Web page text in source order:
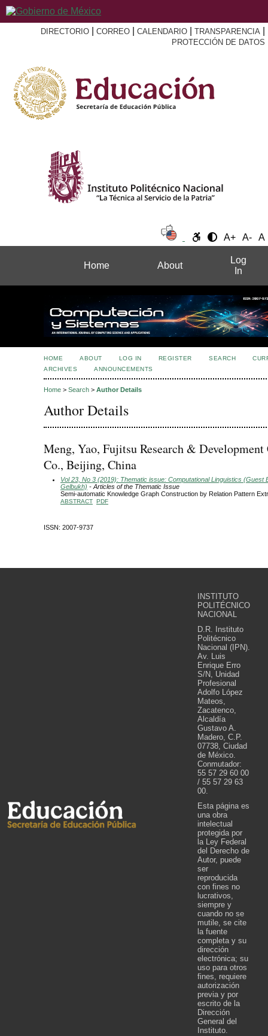
DIRECTORIO CORREO CALENDARIO TRANSPARENCIA
PROTECCIÓN DE DATOS
A+ A- A
Home About
Log
In
HOME ABOUT LOG IN REGISTER SEARCH
ARCHIVES
ANNOUNCEMENTS
Home > Search > Author Details
Author Details
Meng, Yao, Fujitsu Research & Development
Co., Beijing, China
Vol 23, No 3 (2019): Thematic issue: Computational Linguistics (Guest
Gelbukh) - Articles of the Thematic Issue
Semi-automatic Knowledge Graph Construction by Relation Pattern
ABSTRACT PDF
ISSN: 2007-9737
INSTITUTO
POLITÉCNICO
NACIONAL
D.R. Instituto
Politécnico
Nacional (IPN).
Av. Luis
Enrique Erro
S/N, Unidad
Profesional
Adolfo López
Mateos,
Zacatenco,
Alcaldía
Gustavo A.
Madero, C.P.
07738, Ciudad
de México.
Conmutador:
55 57 29 60 00
/ 55 57 29 63
00.
Esta página es
una obra
intelectual
protegida por
la Ley Federal
del Derecho de
Autor, puede
ser
reproducida
con fines no
lucrativos,
siempre y
cuando no se
mutile, se cite
la fuente
completa y su
dirección
electrónica; su
uso para otros
fines, requiere
autorización
previa y por
escrito de la
Dirección
General del
Instituto.